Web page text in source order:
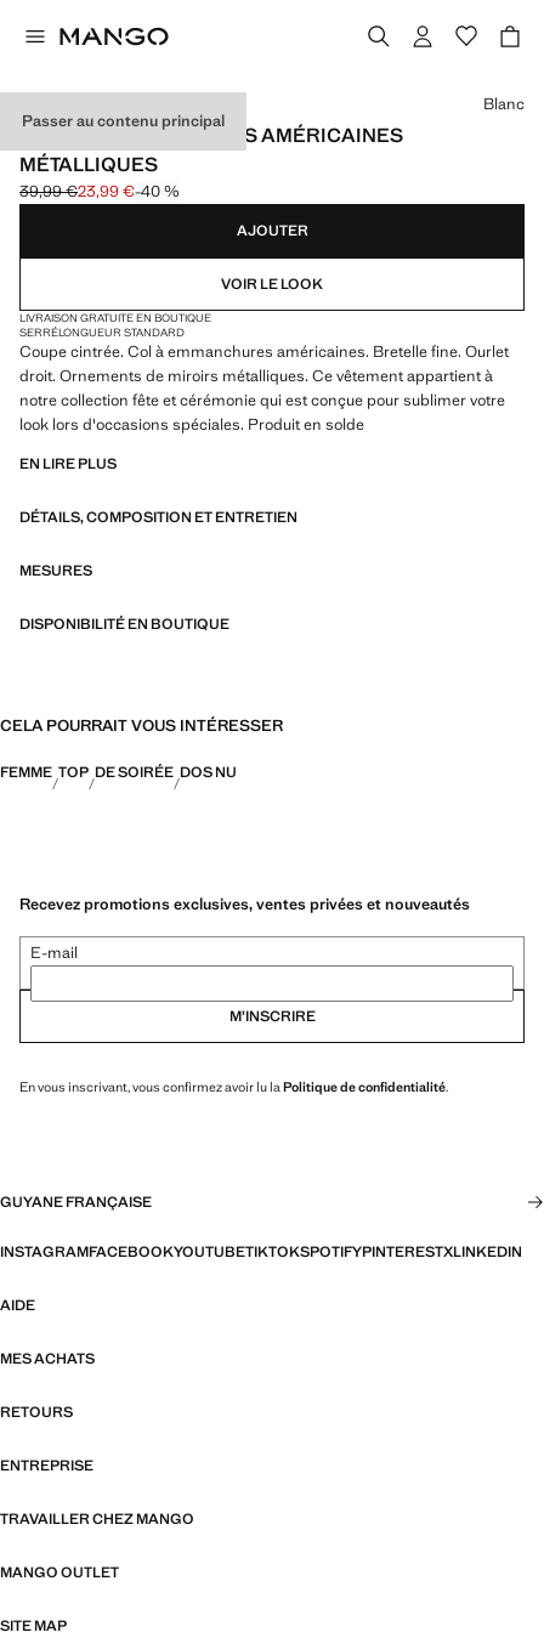
Passer au contenu principal
HAUT À EMMANCHURES AMÉRICAINES
MÉTALLIQUES
Prix initial barré [39,99 € ]
39,99 €
Prix actuel [23,99 € ]
23,99 €-40 %
Choisissez une couleur
Blanc
AJOUTER
VOIR LE LOOK
LIVRAISON GRATUITE EN BOUTIQUE
SERRÉLONGUEUR STANDARD
Coupe cintrée. Col à emmanchures américaines. Bretelle fine. Ourlet
droit. Ornements de miroirs métalliques. Ce vêtement appartient à
notre collection fête et cérémonie qui est conçue pour sublimer votre
look lors d'occasions spéciales. Produit en solde
EN LIRE PLUS
DÉTAILS, COMPOSITION ET ENTRETIEN
MESURES
DISPONIBILITÉ EN BOUTIQUE
CELA POURRAIT VOUS INTÉRESSER
FEMME TOP DE SOIRÉE DOS NU
Recevez promotions exclusives, ventes privées et nouveautés
E-mail
M’INSCRIRE
En vous inscrivant, vous confirmez avoir lu la Politique de confidentialité.
GUYANE FRANÇAISE
INSTAGRAMFACEBOOKYOUTUBETIKTOKSPOTIFYPINTERESTXLINKEDIN
AIDE
MES ACHATS
RETOURS
ENTREPRISE
TRAVAILLER CHEZ MANGO
MANGO OUTLET
SITE MAP